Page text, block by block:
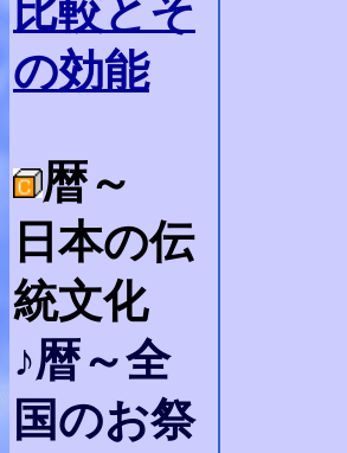
比較とそ
の効能
暦～
日本の伝
統文化
♪暦～全
国のお祭